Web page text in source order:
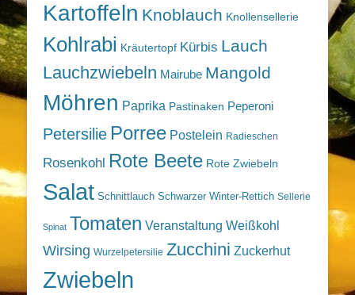
Kartoffeln Knoblauch Knollensellerie
Kohlrabi Kräutertopf Kürbis Lauch
Lauchzwiebeln Mairube Mangold
Möhren Paprika Pastinaken Peperoni
Petersilie Porree Postelein Radieschen
Rosenkohl Rote Beete Rote Zwiebeln
Salat Schnittlauch Schwarzer Winter-Rettich Sellerie
Spinat Tomaten Veranstaltung Weißkohl
Wirsing Wurzelpetersilie Zucchini Zuckerhut
Zwiebeln